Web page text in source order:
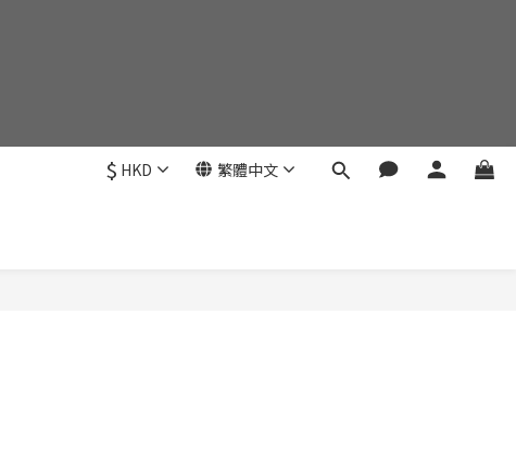
$ HKD 繁體中文